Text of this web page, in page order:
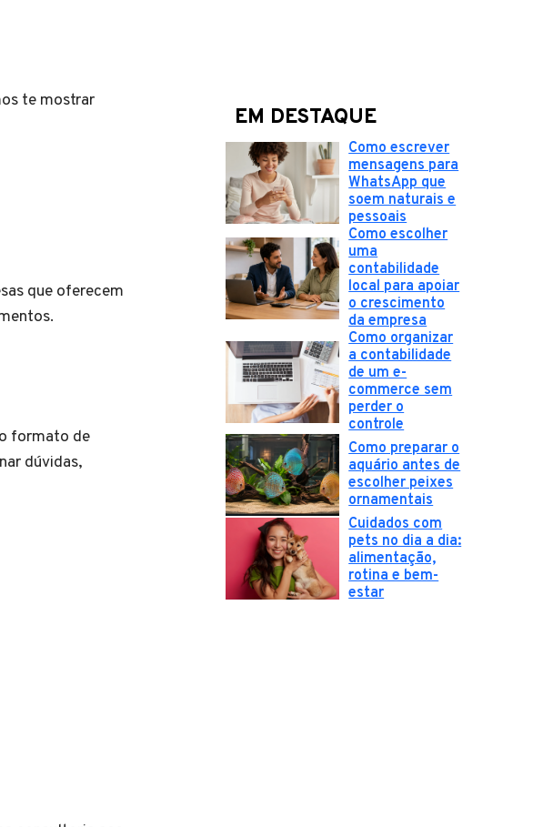
te mostrar
que oferecem
formato de
dúvidas,
EM DESTAQUE
Como escrever
mensagens para
WhatsApp que
soem naturais e
pessoais
Como escolher
uma
contabilidade
local para apoiar
o crescimento
da empresa
Como organizar
a contabilidade
de um e-
commerce sem
perder o
controle
Como preparar o
aquário antes de
escolher peixes
ornamentais
Cuidados com
pets no dia a dia:
alimentação,
rotina e bem-
estar